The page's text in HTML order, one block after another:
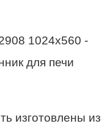
изготовлены из